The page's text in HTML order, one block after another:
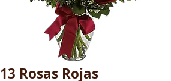
13 Rosas Rojas